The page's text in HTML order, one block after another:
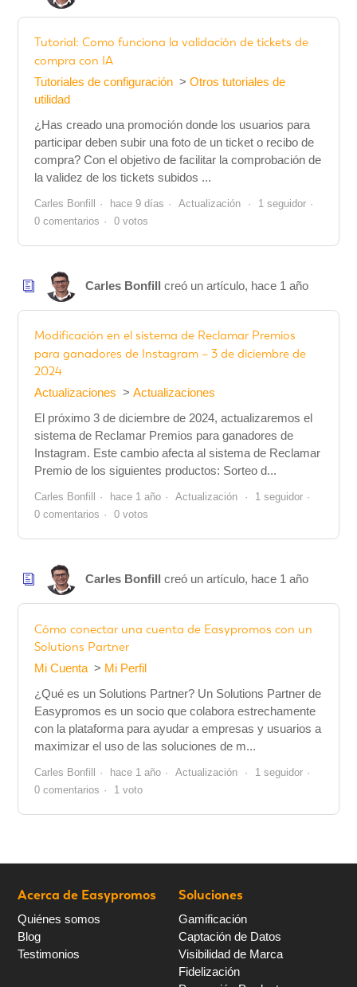
Tutorial: Como funciona la validación de tickets de
compra con IA
Tutoriales de configuración
Otros tutoriales de
utilidad
¿Has creado una promoción donde los usuarios para
participar deben subir una foto de un ticket o recibo de
compra? Con el objetivo de facilitar la comprobación de
la validez de los tickets subidos ...
Carles Bonfill hace 9 días Actualización
1 seguidor
0 comentarios
0 votos
Carles Bonfill creó un artículo, hace 1 año
Modificación en el sistema de Reclamar Premios
para ganadores de Instagram – 3 de diciembre de
2024
Actualizaciones
Actualizaciones
El próximo 3 de diciembre de 2024, actualizaremos el
sistema de Reclamar Premios para ganadores de
Instagram. Este cambio afecta al sistema de Reclamar
Premio de los siguientes productos: Sorteo d...
Carles Bonfill hace 1 año Actualización
1 seguidor
0 comentarios
0 votos
Carles Bonfill creó un artículo, hace 1 año
Cómo conectar una cuenta de Easypromos con un
Solutions Partner
Mi Cuenta
Mi Perfil
¿Qué es un Solutions Partner? Un Solutions Partner de
Easypromos es un socio que colabora estrechamente
con la plataforma para ayudar a empresas y usuarios a
maximizar el uso de las soluciones de m...
Carles Bonfill hace 1 año Actualización
1 seguidor
0 comentarios
1 voto
Acerca de Easypromos
Quiénes somos
Blog
Testimonios
Soluciones
Gamificación
Captación de Datos
Visibilidad de Marca
Fidelización